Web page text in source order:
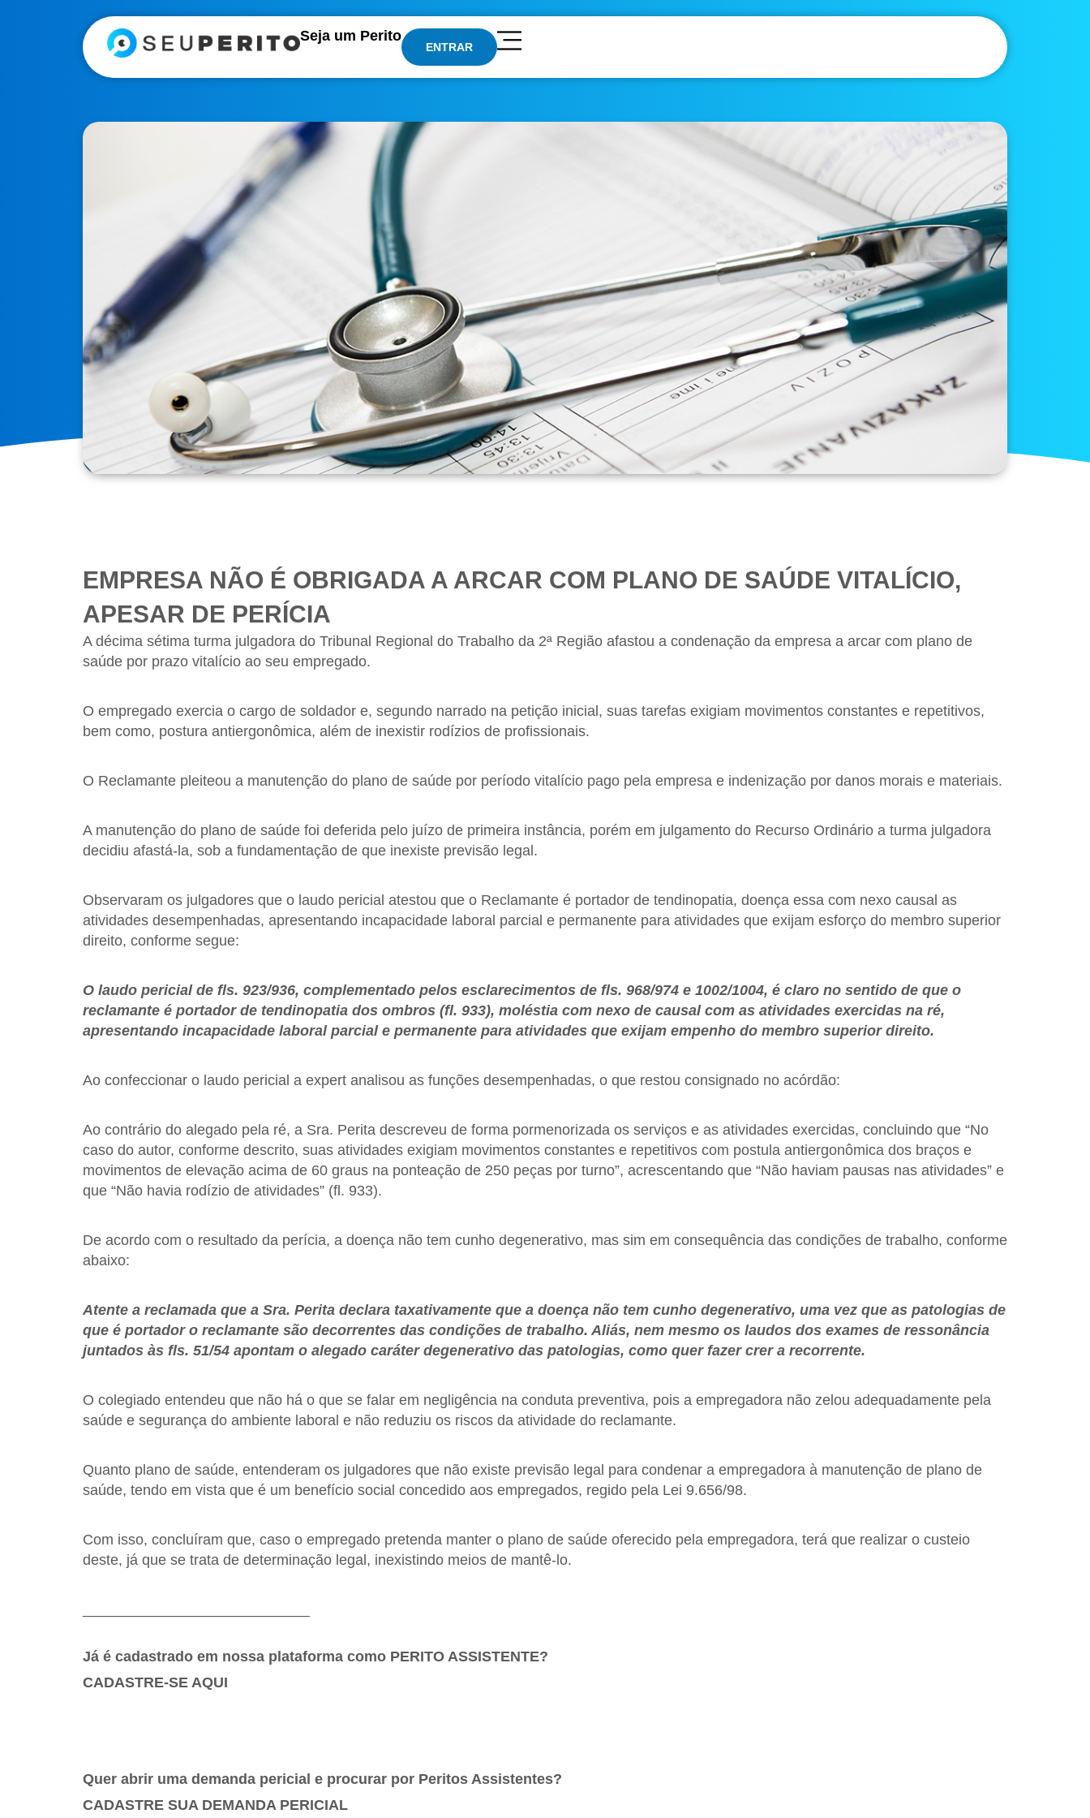
Seja um Perito
ENTRAR
EMPRESA NÃO É OBRIGADA A ARCAR COM PLANO DE SAÚDE VITALÍCIO,
APESAR DE PERÍCIA
A décima sétima turma julgadora do Tribunal Regional do Trabalho da 2ª Região afastou a condenação da empresa a arcar com plano de
saúde por prazo vitalício ao seu empregado.
O empregado exercia o cargo de soldador e, segundo narrado na petição inicial, suas tarefas exigiam movimentos constantes e repetitivos,
bem como, postura antiergonômica, além de inexistir rodízios de profissionais.
O Reclamante pleiteou a manutenção do plano de saúde por período vitalício pago pela empresa e indenização por danos morais e materiais.
A manutenção do plano de saúde foi deferida pelo juízo de primeira instância, porém em julgamento do Recurso Ordinário a turma julgadora
decidiu afastá-la, sob a fundamentação de que inexiste previsão legal.
Observaram os julgadores que o laudo pericial atestou que o Reclamante é portador de tendinopatia, doença essa com nexo causal as
atividades desempenhadas, apresentando incapacidade laboral parcial e permanente para atividades que exijam esforço do membro superior
direito, conforme segue:
O laudo pericial de fls. 923/936, complementado pelos esclarecimentos de fls. 968/974 e 1002/1004, é claro no sentido de que o
reclamante é portador de tendinopatia dos ombros (fl. 933), moléstia com nexo de causal com as atividades exercidas na ré,
apresentando incapacidade laboral parcial e permanente para atividades que exijam empenho do membro superior direito.
Ao confeccionar o laudo pericial a expert analisou as funções desempenhadas, o que restou consignado no acórdão:
Ao contrário do alegado pela ré, a Sra. Perita descreveu de forma pormenorizada os serviços e as atividades exercidas, concluindo que “No
caso do autor, conforme descrito, suas atividades exigiam movimentos constantes e repetitivos com postula antiergonômica dos braços e
movimentos de elevação acima de 60 graus na ponteação de 250 peças por turno”, acrescentando que “Não haviam pausas nas atividades” e
que “Não havia rodízio de atividades” (fl. 933).
De acordo com o resultado da perícia, a doença não tem cunho degenerativo, mas sim em consequência das condições de trabalho, conforme
abaixo:
Atente a reclamada que a Sra. Perita declara taxativamente que a doença não tem cunho degenerativo, uma vez que as patologias de
que é portador o reclamante são decorrentes das condições de trabalho. Aliás, nem mesmo os laudos dos exames de ressonância
juntados às fls. 51/54 apontam o alegado caráter degenerativo das patologias, como quer fazer crer a recorrente.
O colegiado entendeu que não há o que se falar em negligência na conduta preventiva, pois a empregadora não zelou adequadamente pela
saúde e segurança do ambiente laboral e não reduziu os riscos da atividade do reclamante.
Quanto plano de saúde, entenderam os julgadores que não existe previsão legal para condenar a empregadora à manutenção de plano de
saúde, tendo em vista que é um benefício social concedido aos empregados, regido pela Lei 9.656/98.
Com isso, concluíram que, caso o empregado pretenda manter o plano de saúde oferecido pela empregadora, terá que realizar o custeio
deste, já que se trata de determinação legal, inexistindo meios de mantê-lo.
Já é cadastrado em nossa plataforma como PERITO ASSISTENTE?
CADASTRE-SE AQUI
Quer abrir uma demanda pericial e procurar por Peritos Assistentes?
CADASTRE SUA DEMANDA PERICIAL